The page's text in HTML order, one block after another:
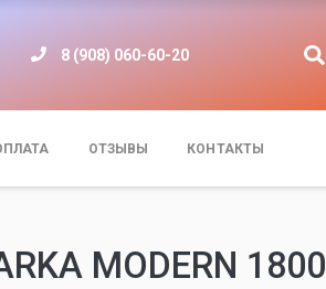
8 (908) 060-60-20
ОТЗЫВЫ КОНТАКТЫ
MODERN 1800